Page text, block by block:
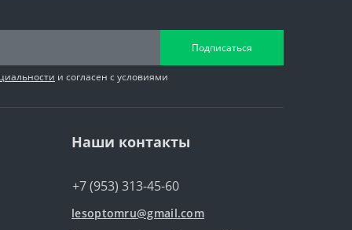
Подписаться
и согласен с условиями
Наши контакты
+7 (953) 313-45-60
lesoptomru@gmail.com